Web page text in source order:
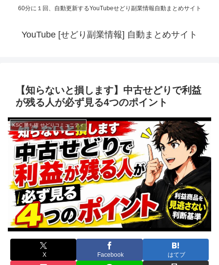
60分に１回、自動更新するYouTubeせどり副業情報自動まとめサイト
YouTube [せどり副業情報] 自動まとめサイト
【知らないと損します】中古せどりで利益
が残る人が必ず見る4つのポイント
KSC 勝ち確 せどりコミュニティ
X Facebook はてブ